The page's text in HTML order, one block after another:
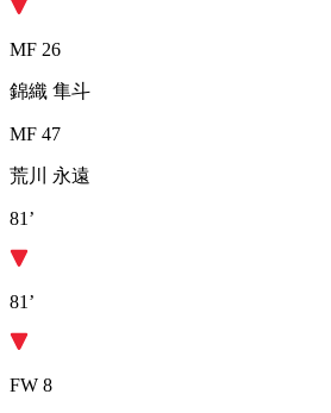
MF 26
錦織 隼斗
MF 47
荒川 永遠
81’
81’
FW 8